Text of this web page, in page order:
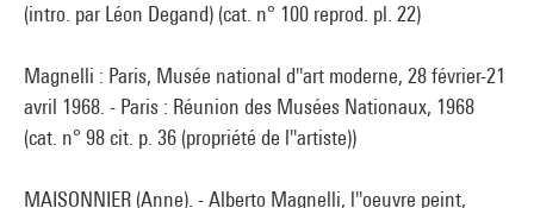
(intro. par Léon Degand) (cat. n° 100 reprod. pl. 22)
Magnelli : Paris, Musée national d''art moderne, 28 février-21
avril 1968. - Paris : Réunion des Musées Nationaux, 1968
(cat. n° 98 cit. p. 36 (propriété de l''artiste))
MAISONNIER (Anne). - Alberto Magnelli, l''oeuvre peint,